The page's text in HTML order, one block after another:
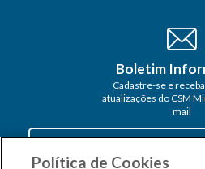
Boletim
Cadastre-se e
atualizações do CSM
mail
Política de Cookies